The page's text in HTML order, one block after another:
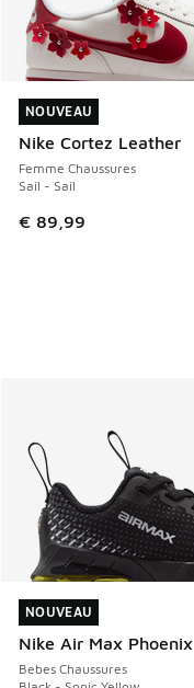
NOUVEAU
Nike Cortez Leather
Femme Chaussures
Sail - Sail
€ 89,99
NOUVEAU
NOUVEAU
Nike Air Max Phoenix
Bebes Chaussures
NOUVEAU